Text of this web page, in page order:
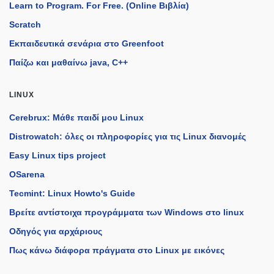
Learn to Program. For Free. (Online Βιβλία)
Scratch
Εκπαιδευτικά σενάρια στο Greenfoot
Παίζω και μαθαίνω java, C++
LINUX
Cerebrux: Μάθε παιδί μου Linux
Distrowatch: όλες οι πληροφορίες για τις Linux διανομές
Easy Linux tips project
OSarena
Tecmint: Linux Howto's Guide
Βρείτε αντίστοιχα προγράμματα των Windows στο linux
Οδηγός για αρχάριους
Πως κάνω διάφορα πράγματα στο Linux με εικόνες